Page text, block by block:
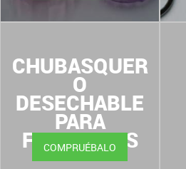
CHUBASQUER
O
DESECHABLE
PARA
FESTIVALES
COMPRUÉBALO